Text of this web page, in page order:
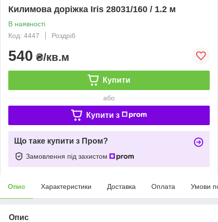
Килимова доріжка Iris 28031/160 / 1.2 м
В наявності
Код: 4447
Роздріб
540 ₴/кв.м
Купити
або
Купити з
Що таке купити з Пром?
Замовлення під захистом
Опис Характеристики Доставка Оплата Умови
Опис